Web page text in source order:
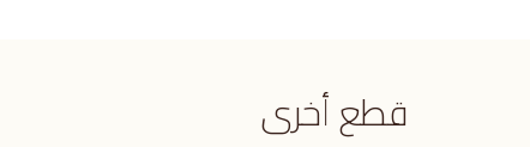
قطع أخرى